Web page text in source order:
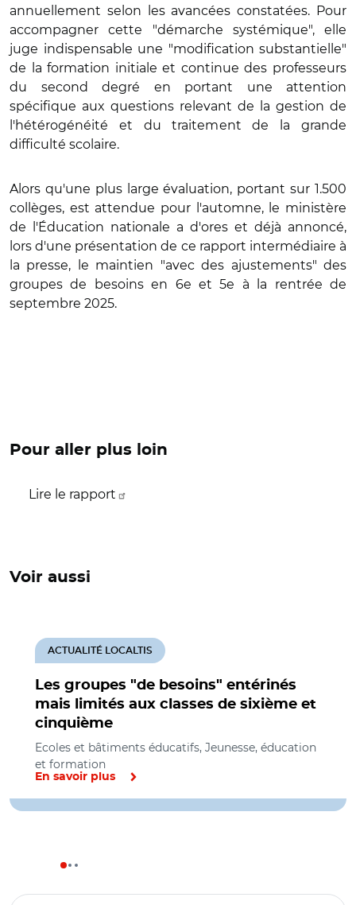
annuellement selon les avancées constatées. Pour
accompagner cette "démarche systémique", elle
juge indispensable une "modification substantielle"
de la formation initiale et continue des professeurs
du second degré en portant une attention
spécifique aux questions relevant de la gestion de
l'hétérogénéité et du traitement de la grande
difficulté scolaire.
Alors qu'une plus large évaluation, portant sur 1.500
collèges, est attendue pour l'automne, le ministère
de l'Éducation nationale a d'ores et déjà annoncé,
lors d'une présentation de ce rapport intermédiaire à
la presse, le maintien "avec des ajustements" des
groupes de besoins en 6e et 5e à la rentrée de
septembre 2025.
Pour aller plus loin
Lire le rapport
Voir aussi
Les groupes "de besoins" entérinés
mais limités aux classes de sixième et
cinquième
ACTUALITÉ LOCALTIS
Ecoles et bâtiments éducatifs, Jeunesse, éducation
et formation
En savoir plus